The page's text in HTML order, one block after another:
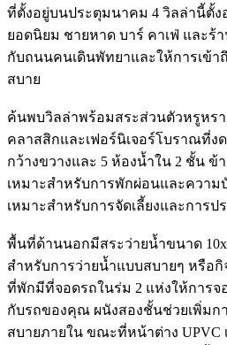
ที่ตั้งอยู่บนประตุมนาคม 4 วิลล่านี้ตั้ง
ยอดนิยม ชายหาด บาร์ คาเฟ่ และร้
กับถนนคนเดินพัทยาและให้การเข้า
สบาย
ค้นพบวิลล่าพร้อมสระส่วนตัวหรูห
คลาสสิกและเฟอร์นิเจอร์โบราณที่
กว้างขวางและ 5 ห้องน้ำใน 2 ชั้น
เหมาะสำหรับการพักผ่อนและควา
เหมาะสำหรับการจัดเลี้ยงและการป
พื้นที่ด้านนอกมีสระว่ายน้ำขนาด
สำหรับการว่ายน้ำแบบสบายๆ หรือ
ที่พักมีที่จอดรถในร่ม 2 แห่งให้การจ
กับรถของคุณ ผนังสองชั้นช่วยเพิ่ม
สบายภายใน ขณะที่หน้าต่าง UPVC